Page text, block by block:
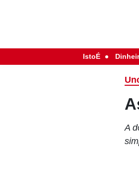
IstoÉ
A